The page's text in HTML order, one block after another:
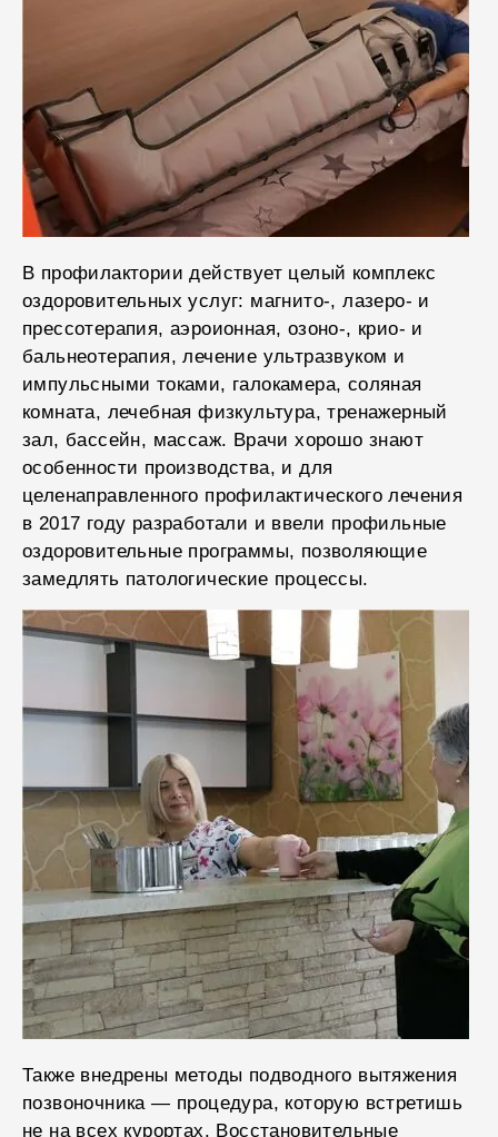
В профилактории действует целый комплекс
оздоровительных услуг: магнито-, лазеро- и
прессотерапия, аэроионная, озоно-, крио- и
бальнеотерапия, лечение ультразвуком и
импульсными токами, галокамера, соляная
комната, лечебная физкультура, тренажерный
зал, бассейн, массаж. Врачи хорошо знают
особенности производства, и для
целенаправленного профилактического лечения
в 2017 году разработали и ввели профильные
оздоровительные программы, позволяющие
замедлять патологические процессы.
Также внедрены методы подводного вытяжения
позвоночника — процедура, которую встретишь
не на всех курортах. Восстановительные